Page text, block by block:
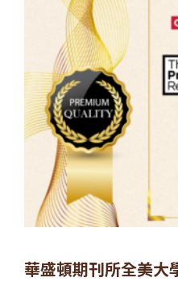
華盛頓期刊所全美大